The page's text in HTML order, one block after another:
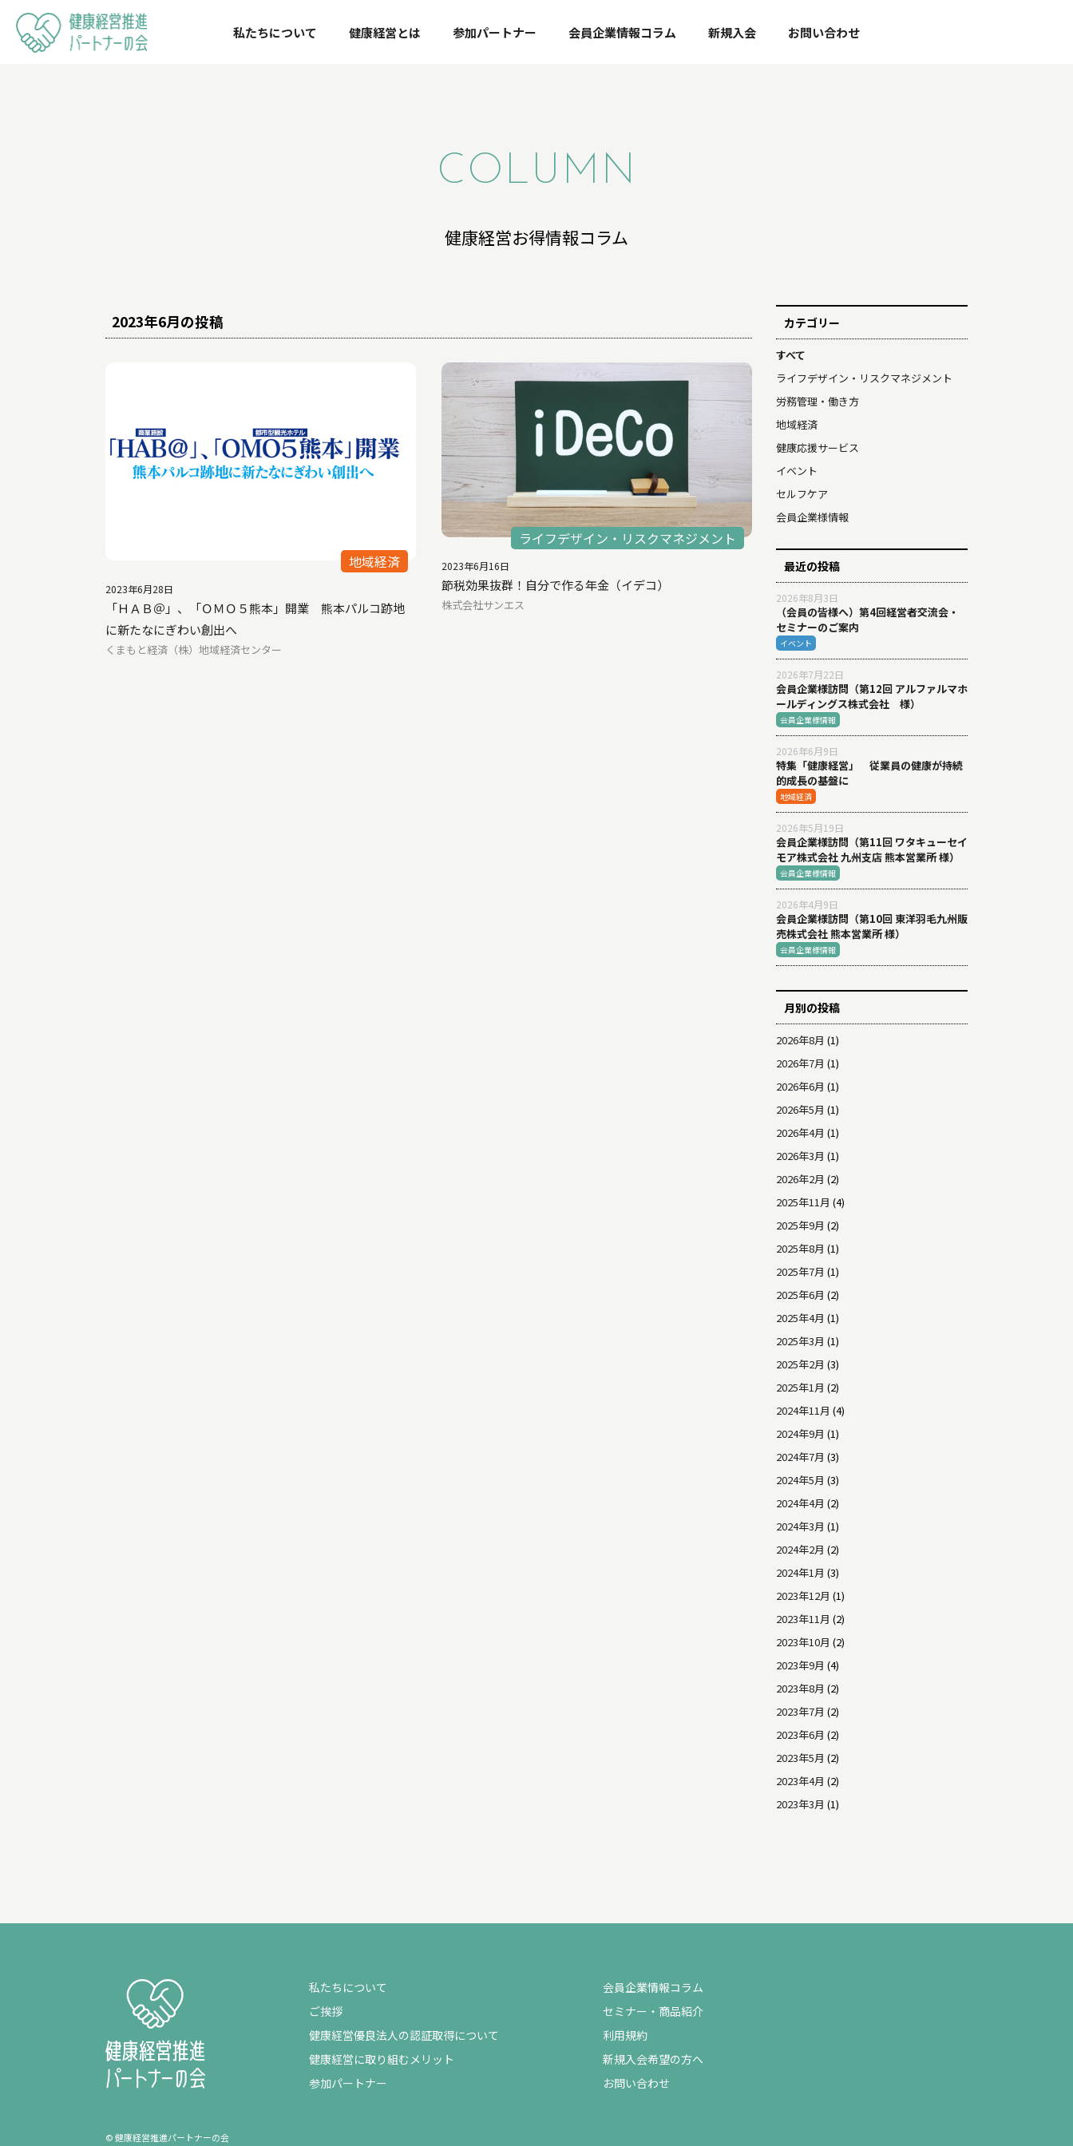
健康経営推
私たちについて 健康経営とは 参加パートナー 会員企業情報コラム 新規入会 お問い合わせ
COLUMN
健康経営お得情報コラム
2023年6月の投稿
地域経済
2023年6月28日
「ＨＡＢ＠」、「ＯＭＯ５熊本」開業 熊本パルコ跡地
に新たなにぎわい創出へ
くまもと経済（株）地域経済センター
ライフデザイン・リスクマネジメント
2023年6月16日
節税効果抜群！自分で作る年金（イデコ）
株式会社サンエス
カテゴリー
すべて
ライフデザイン・リスクマネジメント
労務管理・働き方
地域経済
健康応援サービス
イベント
セルフケア
会員企業様情報
最近の投稿
2026年8月3日
（会員の皆様へ）第4回経営者交流会・
セミナーのご案内
イベント
2026年7月22日
会員企業様訪問（第12回 アルファルマホ
ールディングス株式会社 様）
会員企業様情報
2026年6月9日
特集「健康経営」 従業員の健康が持続
的成長の基盤に
地域経済
2026年5月19日
会員企業様訪問（第11回 ワタキューセイ
モア株式会社 九州支店 熊本営業所 様）
会員企業様情報
2026年4月9日
会員企業様訪問（第10回 東洋羽毛九州販
売株式会社 熊本営業所 様）
会員企業様情報
月別の投稿
2026年8月 (1)
2026年7月 (1)
2026年6月 (1)
2026年5月 (1)
2026年4月 (1)
2026年3月 (1)
2026年2月 (2)
2025年11月 (4)
2025年9月 (2)
2025年8月 (1)
2025年7月 (1)
2025年6月 (2)
2025年4月 (1)
2025年3月 (1)
2025年2月 (3)
2025年1月 (2)
2024年11月 (4)
2024年9月 (1)
2024年7月 (3)
2024年5月 (3)
2024年4月 (2)
2024年3月 (1)
2024年2月 (2)
2024年1月 (3)
2023年12月 (1)
2023年11月 (2)
2023年10月 (2)
2023年9月 (4)
2023年8月 (2)
2023年7月 (2)
2023年6月 (2)
2023年5月 (2)
2023年4月 (2)
2023年3月 (1)
私たちについて
ご挨拶
健康経営優良法人の認証取得について
健康経営に取り組むメリット
参加パートナー
会員企業情報コラム
セミナー・商品紹介
利用規約
新規入会希望の方へ
お問い合わせ
© 健康経営推進パートナーの会